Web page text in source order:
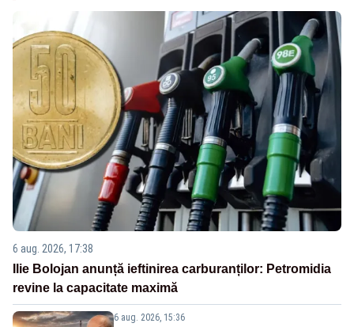
6 aug. 2026, 17:38
Ilie Bolojan anunță ieftinirea carburanților: Petromidia
revine la capacitate maximă
6 aug. 2026, 15:36